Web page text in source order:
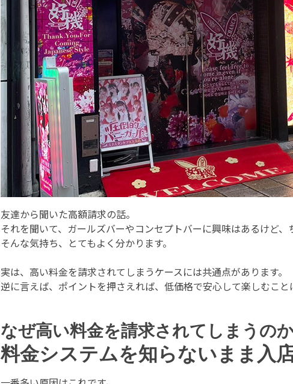
友達から聞いた高額請求の話。
それを聞いて、ガールズバーやコンセプトバーに興味はあるけど
そんな気持ち、とてもよく分かります。
実は、高い料金を請求されてしまうケースには共通点があります。
逆に言えば、ポイントを押さえれば、低価格で安心して楽しむこと
なぜ高い料金を請求されてしまうの
料金システムを知らないまま入